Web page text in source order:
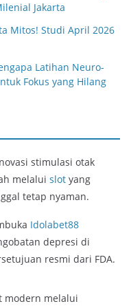
Jakarta
Mitos! Studi April 2026
Latihan Neuro-
Fokus yang Hilang
stimulasi otak
melalui slot yang
tetap nyaman.
Idolabet88
depresi di
resmi dari FDA.
modern melalui